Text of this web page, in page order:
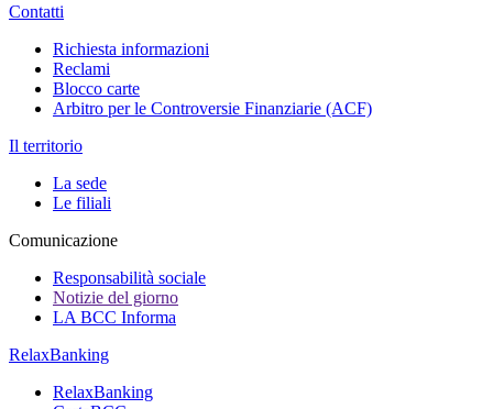
Contatti
Richiesta informazioni
Reclami
Blocco carte
Arbitro per le Controversie Finanziarie (ACF)
Il territorio
La sede
Le filiali
Comunicazione
Responsabilità sociale
Notizie del giorno
LA BCC Informa
RelaxBanking
RelaxBanking